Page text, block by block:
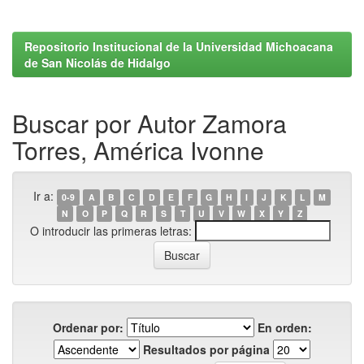
Repositorio Institucional de la Universidad Michoacana
de San Nicolás de Hidalgo
Buscar por Autor Zamora
Torres, América Ivonne
Ir a: 0-9 A B C D E F G H I J K L
M
N
O P Q R S T U V W X Y Z
O introducir las primeras letras:
Ordenar por:
En orden:
Resultados por página